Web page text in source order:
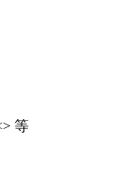
等